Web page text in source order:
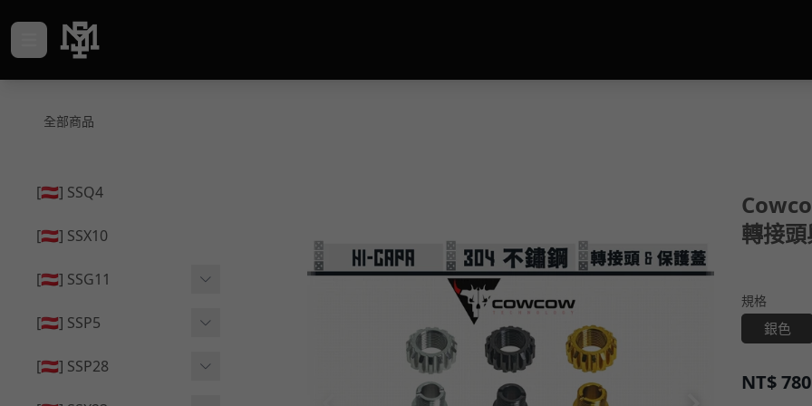
全部商品
[🇦🇹] SSQ4
[🇦🇹] SSX10
[🇦🇹] SSG11
🔄 原廠 ⧸ 零件
[🇦🇹] SSP5
🔄 原廠 ⧸ 零件
[🇦🇹] SSP28
轉接
規格
銀色
NT$780